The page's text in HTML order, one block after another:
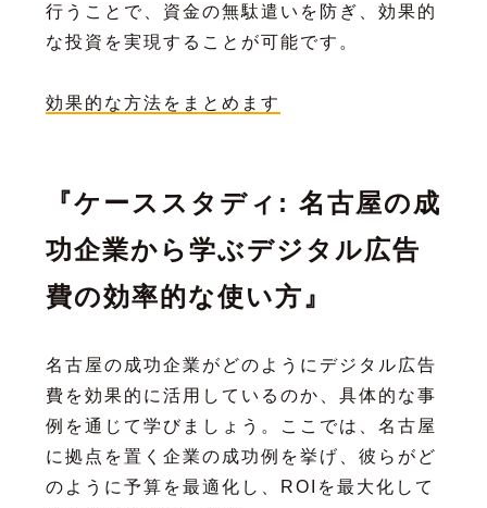
行うことで、資金の無駄遣いを防ぎ、効果的
な投資を実現することが可能です。
効果的な方法をまとめます
『ケーススタディ: 名古屋の成
功企業から学ぶデジタル広告
費の効率的な使い方』
名古屋の成功企業がどのようにデジタル広告
費を効果的に活用しているのか、具体的な事
例を通じて学びましょう。ここでは、名古屋
に拠点を置く企業の成功例を挙げ、彼らがど
のように予算を最適化し、ROIを最大化して